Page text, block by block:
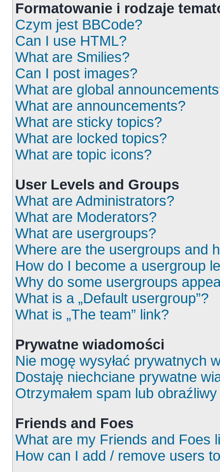
Formatowanie i rodzaje
Czym jest BBCode?
Can I use HTML?
What are Smilies?
Can I post images?
What are global
What are announcements?
What are sticky topics?
What are locked topics?
What are topic icons?
User Levels and Groups
What are Administrators?
What are Moderators?
What are usergroups?
Where are the usergroups and
How do I become a usergroup
Why do some usergroups
What is a „Default usergroup”?
What is „The team” link?
Prywatne wiadomości
Nie mogę wysyłać prywatnych
Dostaję niechciane prywatne
Otrzymałem spam lub
Friends and Foes
What are my Friends and Foes
How can I add / remove users